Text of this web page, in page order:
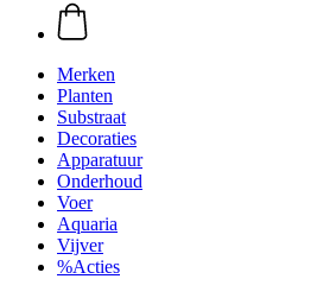
Merken
Planten
Substraat
Decoraties
Apparatuur
Onderhoud
Voer
Aquaria
Vijver
%Acties